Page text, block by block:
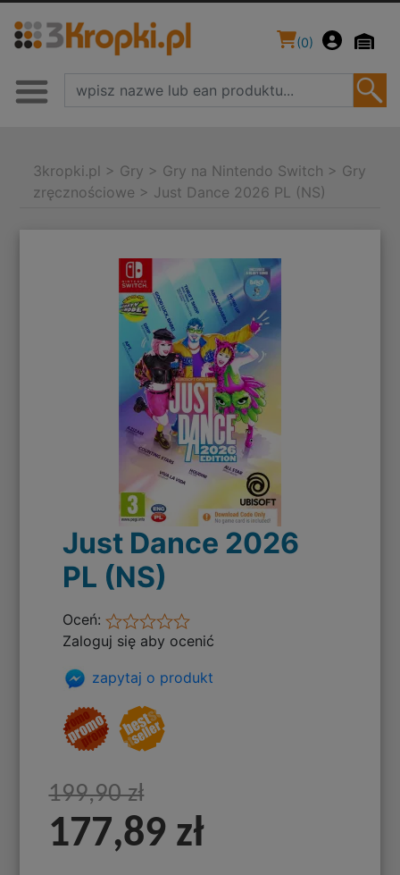
(0)
3kropki.pl > Gry > Gry na Nintendo Switch > Gry
zręcznościowe > Just Dance 2026 PL (NS)
Just Dance 2026
PL (NS)
Oceń:
Zaloguj się aby ocenić
zapytaj o produkt
199,90 zł
177,89 zł